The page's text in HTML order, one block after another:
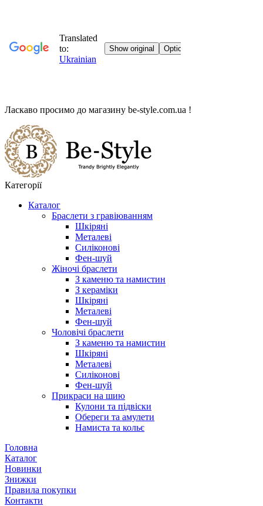
Ласкаво просимо до магазину be-style.com.ua !
Категорії
Каталог
Браслети з гравіюванням
Шкіряні
Металеві
Силіконові
Фен-шуй
Жіночі браслети
З каменю та намистин
З кераміки
Шкіряні
Металеві
Фен-шуй
Чоловічі браслети
З каменю та намистин
Шкіряні
Металеві
Силіконові
Фен-шуй
Прикраси на шию
Кулони та підвіски
Обереги та амулети
Намиста та кольє
Головна
Каталог
Новинки
Знижки
Правила покупки
Контакти